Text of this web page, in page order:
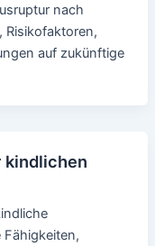
nach
Risikofaktoren,
auf zukünftige
kindlichen